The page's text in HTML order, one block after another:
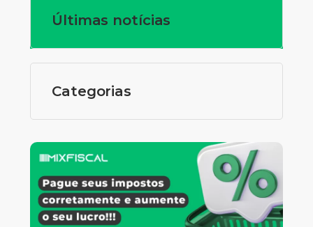
Últimas notícias
Categorias